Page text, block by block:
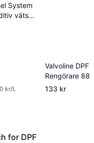
System
vätska
kr/L
Valvoline DPF
Rengörare
Additiv vätska
133 kr
for DPF